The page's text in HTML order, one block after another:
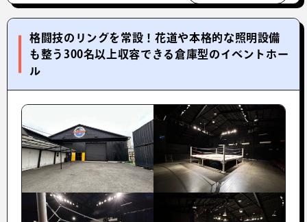
格闘技のリングを常設！花道や本格的な照明設備
も整う300名以上収容できる倉庫型のイベントホー
ル